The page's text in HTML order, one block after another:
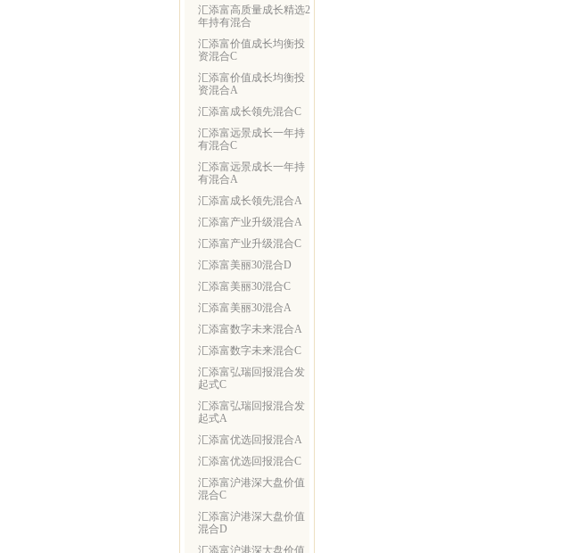
汇添富高质量成长精选2
年持有混合
汇添富价值成长均衡投
资混合C
汇添富价值成长均衡投
资混合A
汇添富成长领先混合C
汇添富远景成长一年持
有混合C
汇添富远景成长一年持
有混合A
汇添富成长领先混合A
汇添富产业升级混合A
汇添富产业升级混合C
汇添富美丽30混合D
汇添富美丽30混合C
汇添富美丽30混合A
汇添富数字未来混合A
汇添富数字未来混合C
汇添富弘瑞回报混合发
起式C
汇添富弘瑞回报混合发
起式A
汇添富优选回报混合A
汇添富优选回报混合C
汇添富沪港深大盘价值
混合C
汇添富沪港深大盘价值
混合D
汇添富沪港深大盘价值